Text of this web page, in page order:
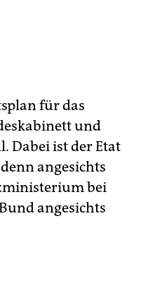
für das
und
Dabei ist der Etat
angesichts
bei
angesichts